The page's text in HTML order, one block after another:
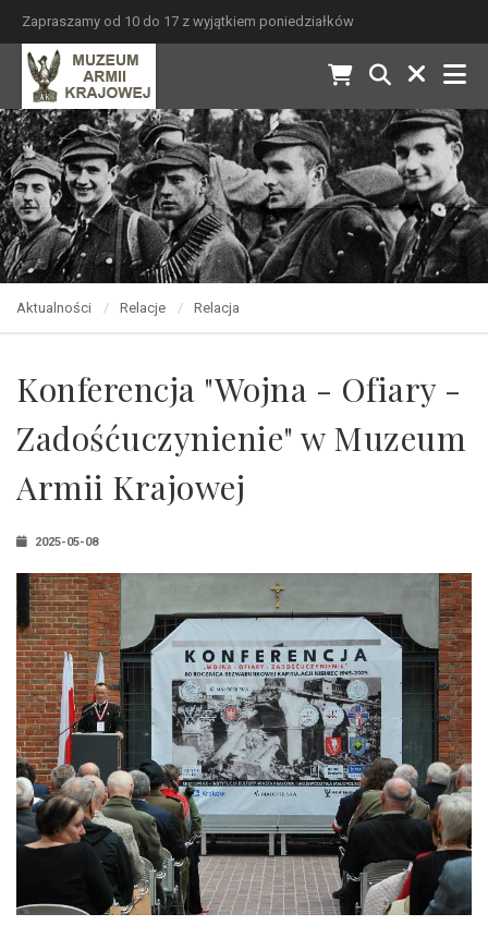
Zapraszamy od 10 do 17 z wyjątkiem poniedziałków
Aktualności Relacje Relacja
Konferencja "Wojna - Ofiary -
Zadośćuczynienie" w Muzeum
Armii Krajowej
2025-05-08